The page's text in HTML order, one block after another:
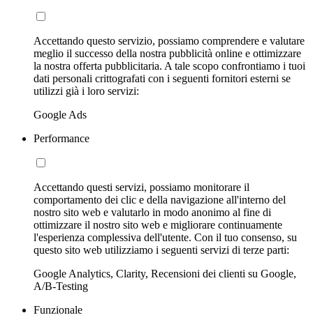
Accettando questo servizio, possiamo comprendere e valutare
meglio il successo della nostra pubblicità online e ottimizzare
la nostra offerta pubblicitaria. A tale scopo confrontiamo i tuoi
dati personali crittografati con i seguenti fornitori esterni se
utilizzi già i loro servizi:
Google Ads
Performance
Accettando questi servizi, possiamo monitorare il
comportamento dei clic e della navigazione all'interno del
nostro sito web e valutarlo in modo anonimo al fine di
ottimizzare il nostro sito web e migliorare continuamente
l'esperienza complessiva dell'utente. Con il tuo consenso, su
questo sito web utilizziamo i seguenti servizi di terze parti:
Google Analytics, Clarity, Recensioni dei clienti su Google,
A/B-Testing
Funzionale